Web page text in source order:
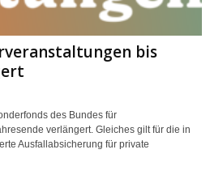
bis
des Bundes für
verlängert. Gleiches gilt für die in
Ausfallabsicherung für private